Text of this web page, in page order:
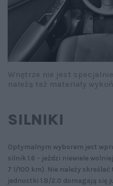
SILNIKI
Optymalnym wyborem jest
silnik 1.6 – jeździ niewiele
7 l/100 km). Nie należy skreślać
jednostki 1.8/2.0 domagają się